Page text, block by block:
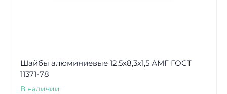
Шайбы алюминиевые 12,5х8,3х1,5 АМГ ГОСТ
11371-78
В наличии